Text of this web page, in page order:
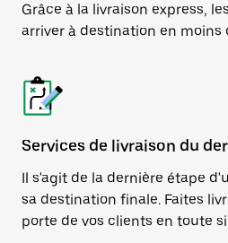
Grâce à la livraison express,
arriver à destination en moins
Services de livraison du
Il s'agit de la dernière étape
sa destination finale. Faites
porte de vos clients en toute